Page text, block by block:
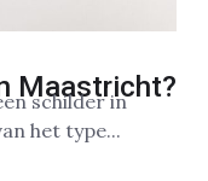
Maastricht?
schilder in
het type...